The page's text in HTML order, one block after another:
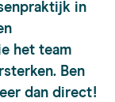
in
het team
Ben
dan direct!